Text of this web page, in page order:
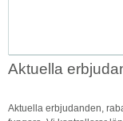
Aktuella
Aktuella erbjudanden,